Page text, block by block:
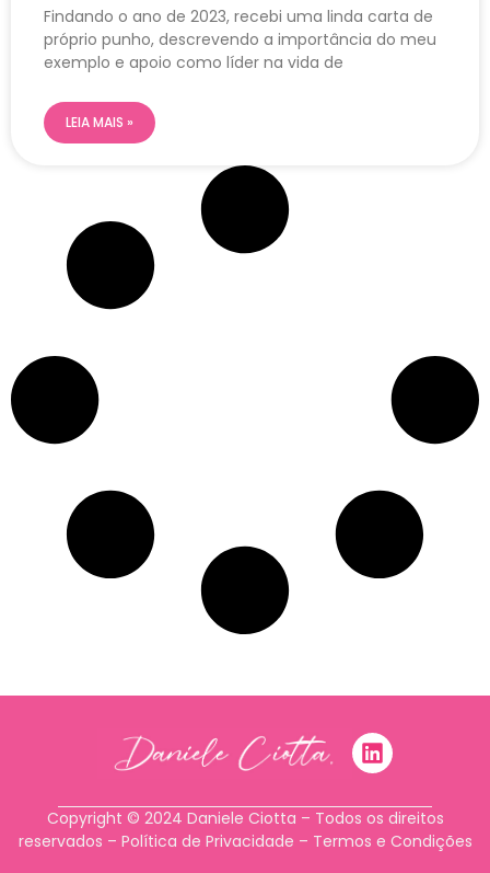
Findando o ano de 2023, recebi uma linda carta de
próprio punho, descrevendo a importância do meu
exemplo e apoio como líder na vida de
LEIA MAIS »
Copyright © 2024 Daniele Ciotta – Todos os direitos
reservados – Política de Privacidade – Termos e Condições